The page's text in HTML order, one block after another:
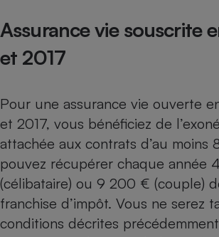
Assurance vie souscrite
et 2017
Pour une assurance vie ouverte
et 2017, vous bénéficiez de
attachée aux contrats d’au moins
pouvez récupérer chaque année
(célibataire) ou 9 200 € (couple)
franchise d’impôt. Vous ne serez
conditions décrites